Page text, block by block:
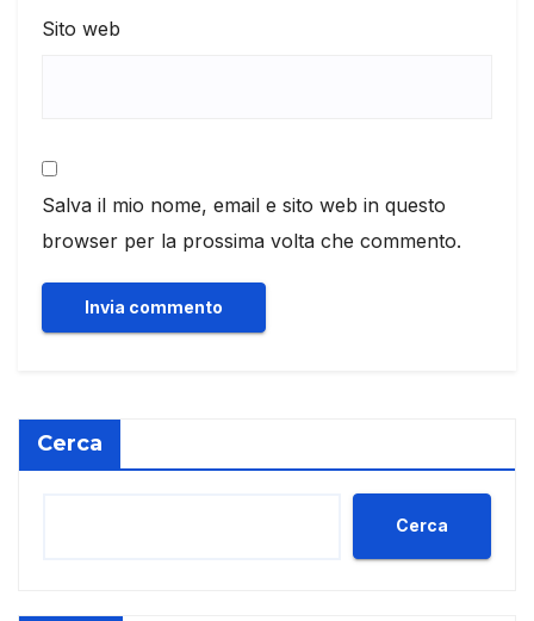
Sito web
Salva il mio nome, email e sito web in questo
browser per la prossima volta che commento.
Cerca
Cerca